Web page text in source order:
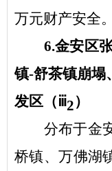
万元财产安全。
6.金安区
镇-舒茶镇崩塌
发区（ⅲ2）
分布于金
桥镇、万佛湖